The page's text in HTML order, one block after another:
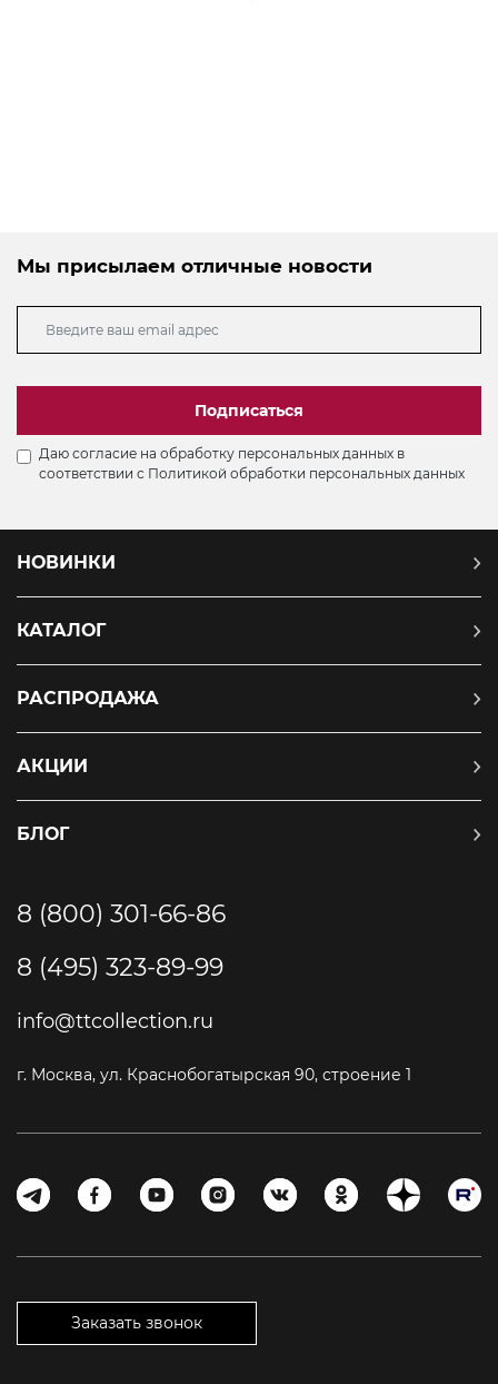
Мы присылаем отличные новости
Подписаться
Даю согласие на обработку персональных данных в
соответствии с Политикой обработки персональных данных
НОВИНКИ
КАТАЛОГ
РАСПРОДАЖА
АКЦИИ
БЛОГ
8 (800) 301-66-86
8 (495) 323-89-99
info@ttcollection.ru
г. Москва, ул. Краснобогатырская 90, строение 1
Заказать звонок